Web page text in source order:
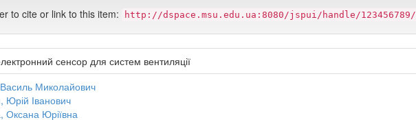
to cite or link to this item: http://dspace.msu.edu.ua:8080/jspui/handle/123456789/
сенсор для систем вентиляції
Миколайович
Іванович
Оксана Юріївна